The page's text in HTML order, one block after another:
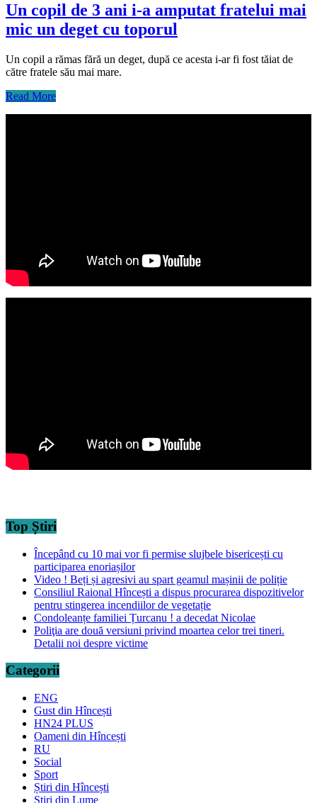
Un copil de 3 ani i-a amputat fratelui mai
mic un deget cu toporul
Un copil a rămas fără un deget, după ce acesta i-ar fi fost tăiat de
către fratele său mai mare.
Read More
Top Știri
Începând cu 10 mai vor fi permise slujbele bisericești cu
participarea enoriașilor
Video ! Beți și agresivi au spart geamul mașinii de poliție
Consiliul Raional Hîncești a dispus procurarea dispozitivelor
pentru stingerea incendiilor de vegetație
Condoleanțe familiei Țurcanu ! a decedat Nicolae
Poliţia are două versiuni privind moartea celor trei tineri.
Detalii noi despre victime
Categorii
ENG
Gust din Hîncești
HN24 PLUS
Oameni din Hîncești
RU
Social
Sport
Știri din Hîncești
Știri din Lume